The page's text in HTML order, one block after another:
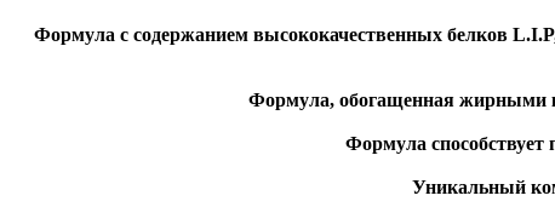
Формула с содержанием высококачественных белков
Формула, обогащенная жирными
Формула способствует
Уникальный